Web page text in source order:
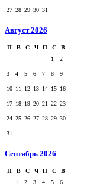
27 28 29 30 31
Август 2026
П В С Ч П С
В
1
2
3 4 5 6 7 8 9
10 11 12 13 14 15 16
17 18 19 20 21 22 23
24 25 26 27 28 29 30
31
Сентябрь 2026
П В С Ч П С
В
1
2 3 4 5 6